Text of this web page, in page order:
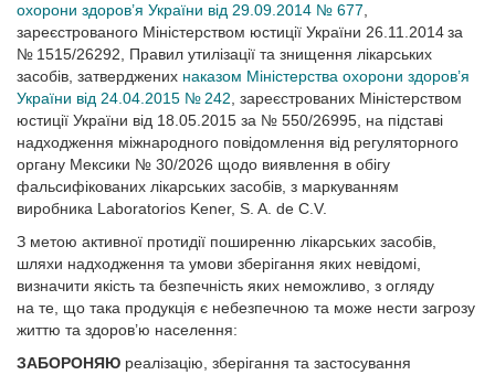
охорони здоров’я України від 29.09.2014 № 677
зареєстрованого Міністерством юстиції України 26.11.2014 за
№ 1515/26292, Правил утилізації та знищення лікарських
засобів, затверджених наказом Міністерства охорони здоров’я
України від 24.04.2015 № 242 , зареєстрованих Міністерством
юстиції України від 18.05.2015 за № 550/26995, на підставі
надходження міжнародного повідомлення від регуляторного
органу Мексики № 30/2026 щодо виявлення в обігу
фальсифікованих лікарських засобів, з маркуванням
виробника Laboratorios Kener, S. A. de C.V.
З метою активної протидії поширенню лікарських засобів,
шляхи надходження та умови зберігання яких невідомі,
визначити якість та безпечність яких неможливо, з огляду
на те, що така продукція є небезпечною та може нести загрозу
життю та здоров’ю населення:
ЗАБОРОНЯЮ реалізацію, зберігання та застосування